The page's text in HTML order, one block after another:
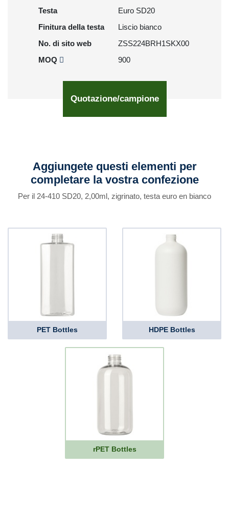
Testa
Euro SD20
Finitura della testa
Liscio bianco
No. di sito web
ZSS224BRH1SKX00
MOQ
900
Quotazione/campione
Aggiungete questi elementi per
completare la vostra confezione
Per il 24-410 SD20, 2,00ml, zigrinato, testa euro en bianco
PET Bottles HDPE Bottles
rPET Bottles